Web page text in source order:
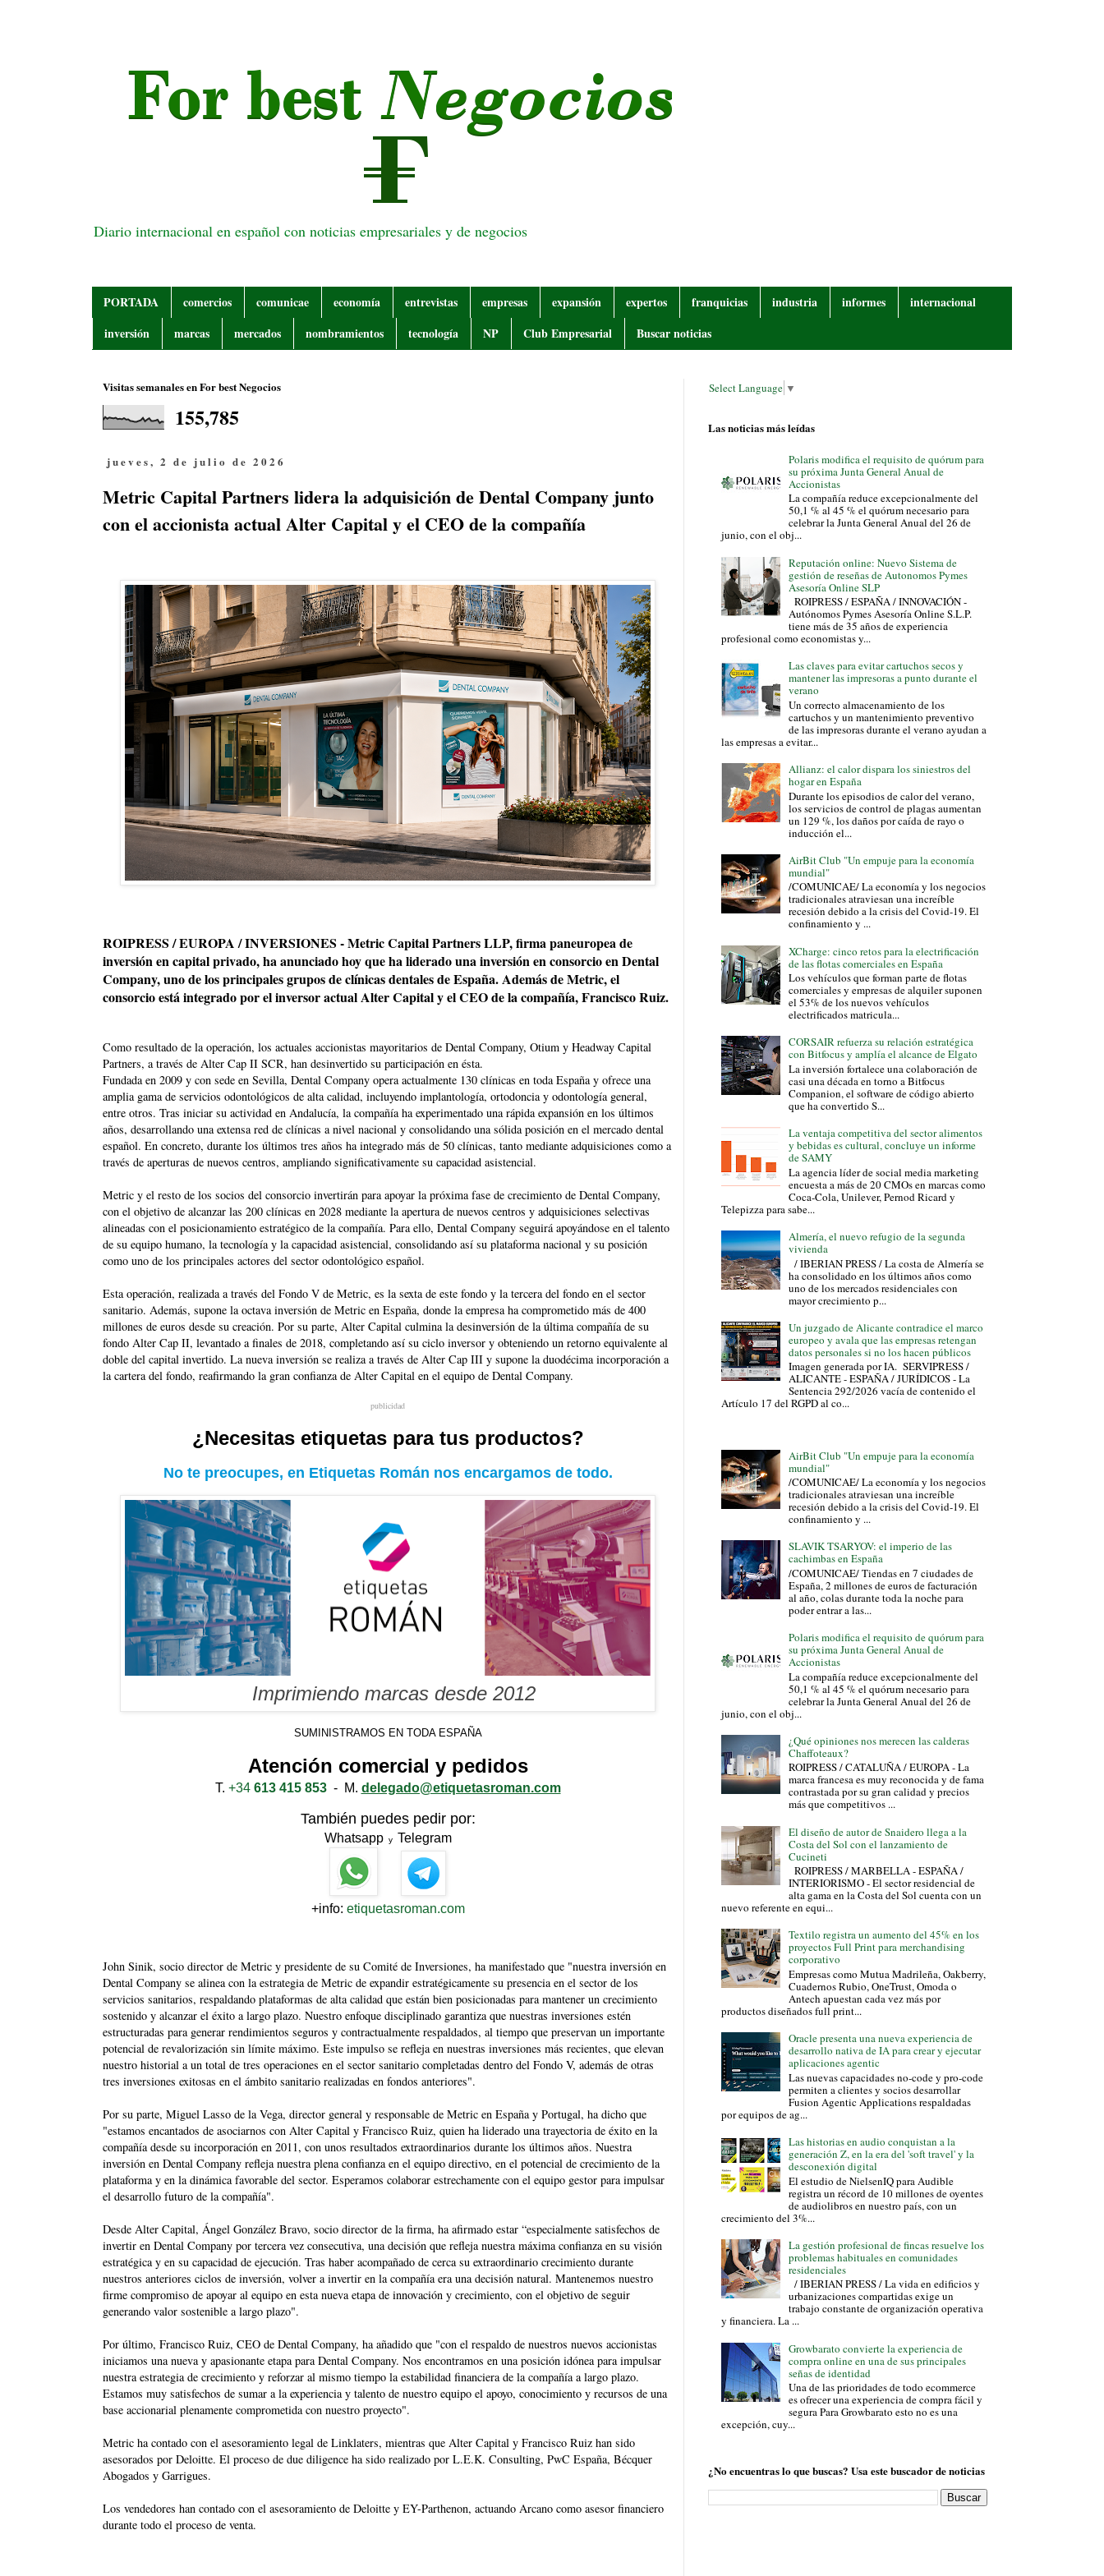
Diario internacional en español con noticias empresariales y de negocios
PORTADA comercios comunicae economía entrevistas empresas expansión expertos franquicias industria informes
internacional
inversión
marcas mercados nombramientos tecnología NP Club Empresarial Buscar noticias
Visitas semanales en For best Negocios
155,785
jueves, 2 de julio de 2026
Metric Capital Partners lidera la adquisición de Dental Company junto
con el accionista actual Alter Capital y el CEO de la compañía
ROIPRESS / EUROPA / INVERSIONES - Metric Capital Partners LLP, firma paneuropea de
inversión en capital privado, ha anunciado hoy que ha liderado una inversión en consorcio en Dental
Company, uno de los principales grupos de clínicas dentales de España. Además de Metric, el
consorcio está integrado por el inversor actual Alter Capital y el CEO de la compañía, Francisco Ruiz.
Como resultado de la operación, los actuales accionistas mayoritarios de Dental Company, Otium y Headway Capital
Partners, a través de Alter Cap II SCR, han desinvertido su participación en ésta.
Fundada en 2009 y con sede en Sevilla, Dental Company opera actualmente 130 clínicas en toda España y ofrece una
amplia gama de servicios odontológicos de alta calidad, incluyendo implantología, ortodoncia y odontología general,
entre otros. Tras iniciar su actividad en Andalucía, la compañía ha experimentado una rápida expansión en los últimos
años, desarrollando una extensa red de clínicas a nivel nacional y consolidando una sólida posición en el mercado dental
español. En concreto, durante los últimos tres años ha integrado más de 50 clínicas, tanto mediante adquisiciones como a
través de aperturas de nuevos centros, ampliando significativamente su capacidad asistencial.
Metric y el resto de los socios del consorcio invertirán para apoyar la próxima fase de crecimiento de Dental Company,
con el objetivo de alcanzar las 200 clínicas en 2028 mediante la apertura de nuevos centros y adquisiciones selectivas
alineadas con el posicionamiento estratégico de la compañía. Para ello, Dental Company seguirá apoyándose en el talento
de su equipo humano, la tecnología y la capacidad asistencial, consolidando así su plataforma nacional y su posición
como uno de los principales actores del sector odontológico español.
Esta operación, realizada a través del Fondo V de Metric, es la sexta de este fondo y la tercera del fondo en el sector
sanitario. Además, supone la octava inversión de Metric en España, donde la empresa ha comprometido más de 400
millones de euros desde su creación. Por su parte, Alter Capital culmina la desinversión de la última compañía de su
fondo Alter Cap II, levantado a finales de 2018, completando así su ciclo inversor y obteniendo un retorno equivalente al
doble del capital invertido. La nueva inversión se realiza a través de Alter Cap III y supone la duodécima incorporación a
la cartera del fondo, reafirmando la gran confianza de Alter Capital en el equipo de Dental Company.
publicidad
¿Necesitas etiquetas para tus productos?
No te preocupes, en Etiquetas Román nos encargamos de todo.
Imprimiendo marcas desde 2012
SUMINISTRAMOS EN TODA ESPAÑA
Atención comercial y pedidos
T. +34 613 415 853- M. delegado@etiquetasroman.com
También puedes pedir por:
Whatsappy Telegram
+info: etiquetasroman.com
John Sinik, socio director de Metric y presidente de su Comité de Inversiones, ha manifestado que "nuestra inversión en
Dental Company se alinea con la estrategia de Metric de expandir estratégicamente su presencia en el sector de los
servicios sanitarios, respaldando plataformas de alta calidad que están bien posicionadas para mantener un crecimiento
sostenido y alcanzar el éxito a largo plazo. Nuestro enfoque disciplinado garantiza que nuestras inversiones estén
estructuradas para generar rendimientos seguros y contractualmente respaldados, al tiempo que preservan un importante
potencial de revalorización sin límite máximo. Este impulso se refleja en nuestras inversiones más recientes, que elevan
nuestro historial a un total de tres operaciones en el sector sanitario completadas dentro del Fondo V, además de otras
tres inversiones exitosas en el ámbito sanitario realizadas en fondos anteriores".
Por su parte, Miguel Lasso de la Vega, director general y responsable de Metric en España y Portugal, ha dicho que
"estamos encantados de asociarnos con Alter Capital y Francisco Ruiz, quien ha liderado una trayectoria de éxito en la
compañía desde su incorporación en 2011, con unos resultados extraordinarios durante los últimos años. Nuestra
inversión en Dental Company refleja nuestra plena confianza en el equipo directivo, en el potencial de crecimiento de la
plataforma y en la dinámica favorable del sector. Esperamos colaborar estrechamente con el equipo gestor para impulsar
el desarrollo futuro de la compañía".
Desde Alter Capital, Ángel González Bravo, socio director de la firma, ha afirmado estar “especialmente satisfechos de
invertir en Dental Company por tercera vez consecutiva, una decisión que refleja nuestra máxima confianza en su visión
estratégica y en su capacidad de ejecución. Tras haber acompañado de cerca su extraordinario crecimiento durante
nuestros anteriores ciclos de inversión, volver a invertir en la compañía era una decisión natural. Mantenemos nuestro
firme compromiso de apoyar al equipo en esta nueva etapa de innovación y crecimiento, con el objetivo de seguir
generando valor sostenible a largo plazo".
Por último, Francisco Ruiz, CEO de Dental Company, ha añadido que "con el respaldo de nuestros nuevos accionistas
iniciamos una nueva y apasionante etapa para Dental Company. Nos encontramos en una posición idónea para impulsar
nuestra estrategia de crecimiento y reforzar al mismo tiempo la estabilidad financiera de la compañía a largo plazo.
Estamos muy satisfechos de sumar a la experiencia y talento de nuestro equipo el apoyo, conocimiento y recursos de una
base accionarial plenamente comprometida con nuestro proyecto".
Metric ha contado con el asesoramiento legal de Linklaters, mientras que Alter Capital y Francisco Ruiz han sido
asesorados por Deloitte. El proceso de due diligence ha sido realizado por L.E.K. Consulting, PwC España, Bécquer
Abogados y Garrigues.
Los vendedores han contado con el asesoramiento de Deloitte y EY-Parthenon, actuando Arcano como asesor financiero
durante todo el proceso de venta.
Select Language ▼
Las noticias más leídas
Polaris modifica el requisito de quórum para
su próxima Junta General Anual de
Accionistas
La compañía reduce excepcionalmente del
50,1 % al 45 % el quórum necesario para
celebrar la Junta General Anual del 26 de
junio, con el obj...
Reputación online: Nuevo Sistema de
gestión de reseñas de Autonomos Pymes
Asesoría Online SLP
ROIPRESS / ESPAÑA / INNOVACIÓN -
Autónomos Pymes Asesoría Online S.L.P.
tiene más de 35 años de experiencia
profesional como economistas y...
Las claves para evitar cartuchos secos y
mantener las impresoras a punto durante el
verano
Un correcto almacenamiento de los
cartuchos y un mantenimiento preventivo
de las impresoras durante el verano ayudan a
las empresas a evitar...
Allianz: el calor dispara los siniestros del
hogar en España
Durante los episodios de calor del verano,
los servicios de control de plagas aumentan
un 129 %, los daños por caída de rayo o
inducción el...
AirBit Club "Un empuje para la economía
mundial"
/COMUNICAE/ La economía y los negocios
tradicionales atraviesan una increíble
recesión debido a la crisis del Covid-19. El
confinamiento y ...
XCharge: cinco retos para la electrificación
de las flotas comerciales en España
Los vehículos que forman parte de flotas
comerciales y empresas de alquiler suponen
el 53% de los nuevos vehículos
electrificados matricula...
CORSAIR refuerza su relación estratégica
con Bitfocus y amplía el alcance de Elgato
La inversión fortalece una colaboración de
casi una década en torno a Bitfocus
Companion, el software de código abierto
que ha convertido S...
La ventaja competitiva del sector alimentos
y bebidas es cultural, concluye un informe
de SAMY
La agencia líder de social media marketing
encuesta a más de 20 CMOs en marcas como
Coca-Cola, Unilever, Pernod Ricard y
Telepizza para sabe...
Almería, el nuevo refugio de la segunda
vivienda
/ IBERIAN PRESS / La costa de Almería se
ha consolidado en los últimos años como
uno de los mercados residenciales con
mayor crecimiento p...
Un juzgado de Alicante contradice el marco
europeo y avala que las empresas retengan
datos personales si no los hacen públicos
Imagen generada por IA. SERVIPRESS /
ALICANTE - ESPAÑA / JURÍDICOS - La
Sentencia 292/2026 vacía de contenido el
Artículo 17 del RGPD al co...
AirBit Club "Un empuje para la economía
mundial"
/COMUNICAE/ La economía y los negocios
tradicionales atraviesan una increíble
recesión debido a la crisis del Covid-19. El
confinamiento y ...
SLAVIK TSARYOV: el imperio de las
cachimbas en España
/COMUNICAE/ Tiendas en 7 ciudades de
España, 2 millones de euros de facturación
al año, colas durante toda la noche para
poder entrar a las...
Polaris modifica el requisito de quórum para
su próxima Junta General Anual de
Accionistas
La compañía reduce excepcionalmente del
50,1 % al 45 % el quórum necesario para
celebrar la Junta General Anual del 26 de
junio, con el obj...
¿Qué opiniones nos merecen las calderas
Chaffoteaux?
ROIPRESS / CATALUÑA / EUROPA - La
marca francesa es muy reconocida y de fama
contrastada por su gran calidad y precios
más que competitivos ...
El diseño de autor de Snaidero llega a la
Costa del Sol con el lanzamiento de
Cucineti
ROIPRESS / MARBELLA - ESPAÑA /
INTERIORISMO - El sector residencial de
alta gama en la Costa del Sol cuenta con un
nuevo referente en equi...
Textilo registra un aumento del 45% en los
proyectos Full Print para merchandising
corporativo
Empresas como Mutua Madrileña, Oakberry,
Cuadernos Rubio, OneTrust, Omoda o
Antech apuestan cada vez más por
productos diseñados full print...
Oracle presenta una nueva experiencia de
desarrollo nativa de IA para crear y ejecutar
aplicaciones agentic
Las nuevas capacidades no-code y pro-code
permiten a clientes y socios desarrollar
Fusion Agentic Applications respaldadas
por equipos de ag...
Las historias en audio conquistan a la
generación Z, en la era del 'soft travel' y la
desconexión digital
El estudio de NielsenIQ para Audible
registra un récord de 10 millones de oyentes
de audiolibros en nuestro país, con un
crecimiento del 3%...
La gestión profesional de fincas resuelve los
problemas habituales en comunidades
residenciales
/ IBERIAN PRESS / La vida en edificios y
urbanizaciones compartidas exige un
trabajo constante de organización operativa
y financiera. La ...
Growbarato convierte la experiencia de
compra online en una de sus principales
señas de identidad
Una de las prioridades de todo ecommerce
es ofrecer una experiencia de compra fácil y
segura Para Growbarato esto no es una
excepción, cuy...
¿No encuentras lo que buscas? Usa este buscador de noticias